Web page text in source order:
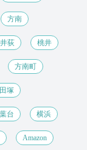
方南
井荻 桃井
方南町
塚
台 横浜
Amazon